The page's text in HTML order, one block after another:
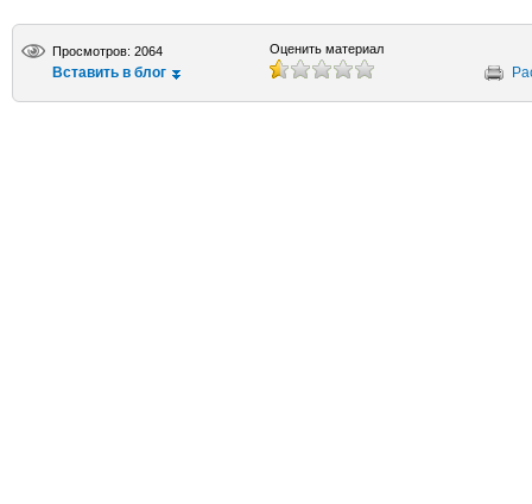
Просмотров: 2064
Вставить в блог
Оценить материал